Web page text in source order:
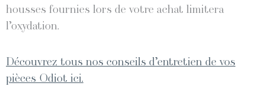
housses fournies lors de votre achat limitera
l’oxydation.
Découvrez tous nos conseils d’entretien de vos
pièces Odiot ici.